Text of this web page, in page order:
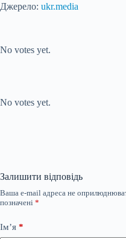
Джерело: ukr.media
No votes yet.
No votes yet.
Залишити відповідь
Ваша e-mail адреса не
позначені *
Ім’я *